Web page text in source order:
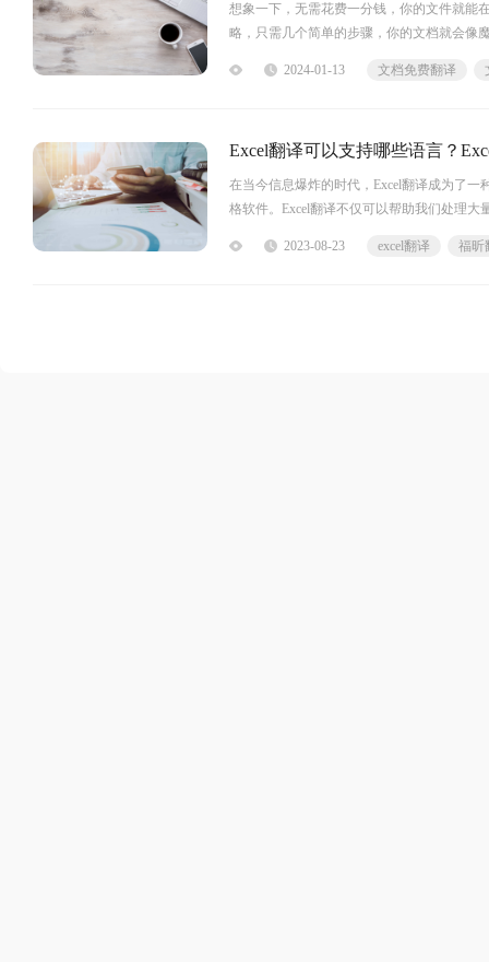
想象一下，无需花费一分钱，你的文件就能
略，只需几个简单的步骤，你的文档就会像
之门。文档免费翻译福昕翻译网站产品提供
2024-01-13 文档免费翻译
Excel翻译可以支持哪些语言？
在当今信息爆炸的时代，Excel翻译成为了
格软件。Excel翻译不仅可以帮助我们处理
2023-08-23 excel翻译 福昕